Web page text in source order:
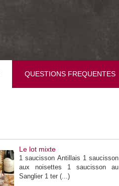
QUESTIONS FREQUENTES
Le lot mixte
1 saucisson Antillais 1 saucisson
aux noisettes 1 saucisson au
Sanglier 1 ter (...)